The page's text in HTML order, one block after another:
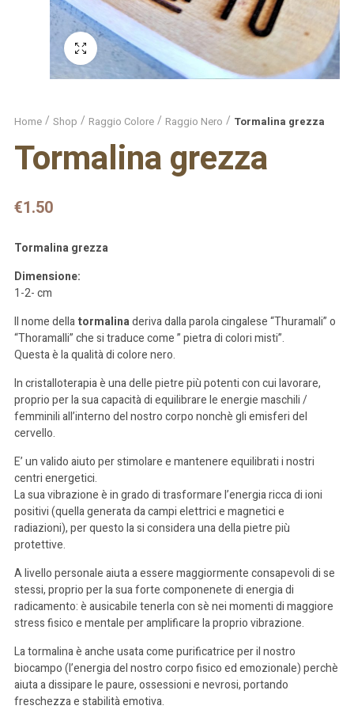
Schermo intero
Home Shop Raggio Colore Raggio Nero Tormalina grezza
Tormalina grezza
€1.50
Tormalina grezza
Dimensione:
1-2- cm
Il nome dellatormalinaderiva dalla parola cingalese “Thuramali” o
“Thoramalli” che si traduce come ” pietra di colori misti”.
Questa è la qualità di colore nero.
In cristalloterapia è una delle pietre più potenti con cui lavorare,
proprio per la sua capacità di equilibrare le energie maschili /
femminili all’interno del nostro corpo nonchè gli emisferi del
cervello.
E’ un valido aiuto per stimolare e mantenere equilibrati i nostri
centri energetici.
La sua vibrazione è in grado di trasformare l’energia ricca di ioni
positivi (quella generata da campi elettrici e magnetici e
radiazioni), per questo la si considera una della pietre più
protettive.
A livello personale aiuta a essere maggiormente consapevoli di se
stessi, proprio per la sua forte componenete di energia di
radicamento: è ausicabile tenerla con sè nei momenti di maggiore
stress fisico e mentale per amplificare la proprio vibrazione.
La tormalina è anche usata come purificatrice per il nostro
biocampo (l’energia del nostro corpo fisico ed emozionale) perchè
aiuta a dissipare le paure, ossessioni e nevrosi, portando
freschezza e stabilità emotiva.